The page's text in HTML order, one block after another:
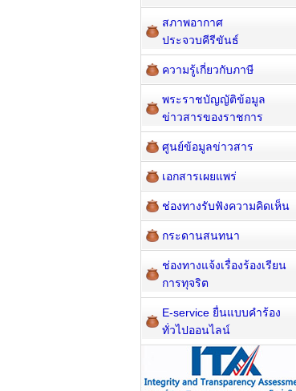
สภาพอากาศ
ประจวบคีรีขันธ์
ความรู้เกี่ยวกับภาษี
พระราชบัญญัติข้อมูล
ข่าวสารของราชการ
ศูนย์ข้อมูลข่าวสาร
เอกสารเผยแพร่
ช่องทางรับฟังความคิดเห็น
กระดานสนทนา
ช่องทางแจ้งเรื่องร้องเรียน
การทุจริต
E-service ยื่นแบบคำร้อง
ทั่วไปออนไลน์